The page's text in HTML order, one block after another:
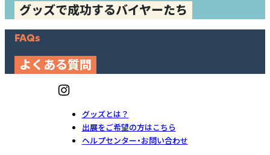
グッズで成功するバイヤーたち
FAQs
よくある質問
グッズとは？
出展をご希望の方はこちら
ヘルプセンター・お問い合わせ